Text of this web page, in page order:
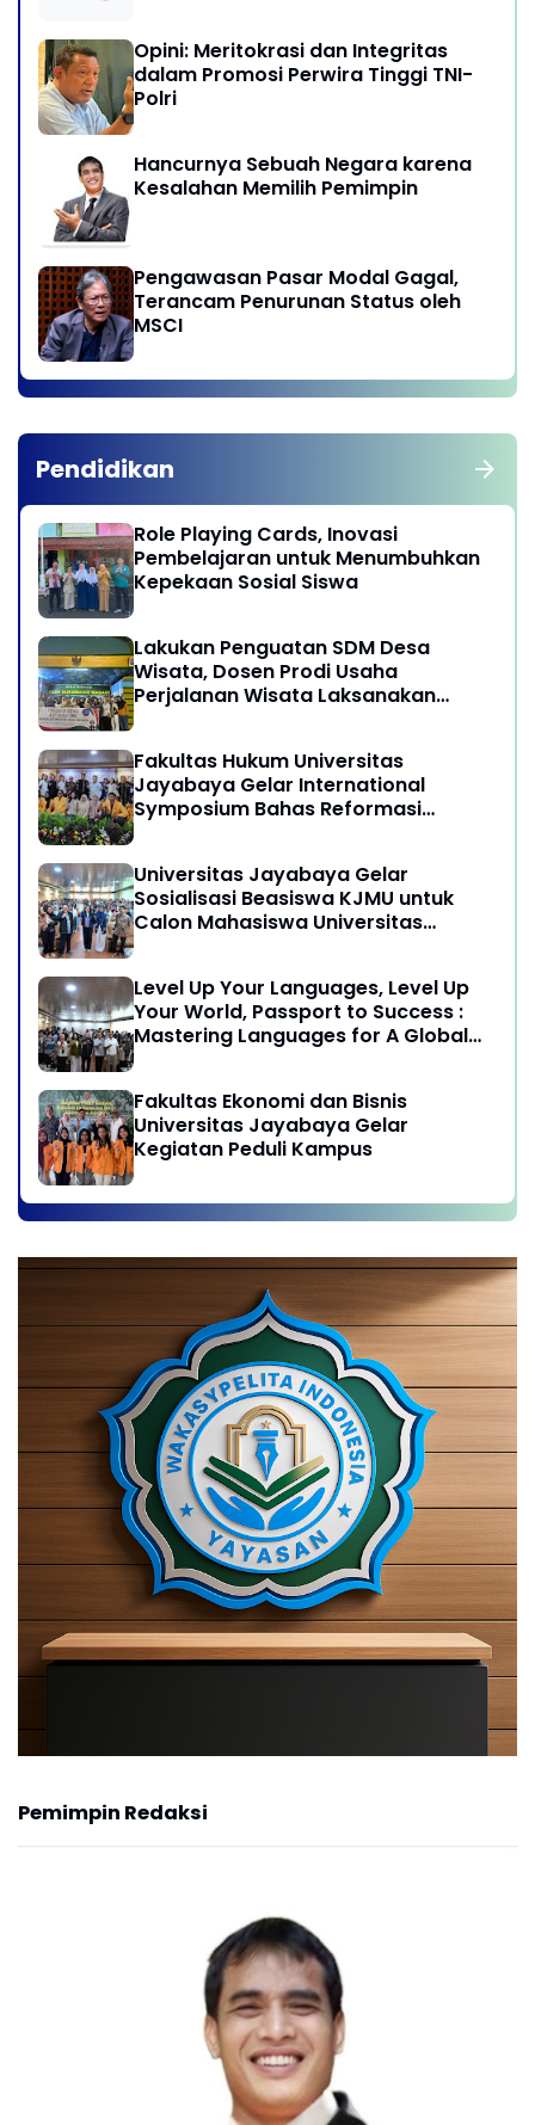
Opini: Meritokrasi dan Integritas
dalam Promosi Perwira Tinggi TNI-
Polri
Hancurnya Sebuah Negara karena
Kesalahan Memilih Pemimpin
Pengawasan Pasar Modal Gagal,
Terancam Penurunan Status oleh
MSCI
Pendidikan
Role Playing Cards, Inovasi
Pembelajaran untuk Menumbuhkan
Kepekaan Sosial Siswa
Lakukan Penguatan SDM Desa
Wisata, Dosen Prodi Usaha
Perjalanan Wisata Laksanakan
Sukamandi Masagi - Kabupaten
Subang, Jawa Barat
Fakultas Hukum Universitas
Jayabaya Gelar International
Symposium Bahas Reformasi
Universitas Jayabaya Gelar
Sosialisasi Beasiswa KJMU untuk
Calon Mahasiswa Universitas
Level Up Your Languages, Level Up
Your World, Passport to Success :
Mastering Languages for A Global
Fakultas Ekonomi dan Bisnis
Universitas Jayabaya Gelar
Kegiatan Peduli Kampus
Pemimpin Redaksi